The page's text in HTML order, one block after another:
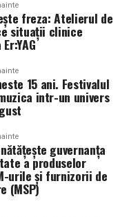
mondial
90 Lite este un
se mândrește cu
ecran și o serie de
de utilizare
HONOR 90
consiliere de cuplu
care încearcă
autenticitatea
și expert în
cu vocea ei
se construiește
și lucrează cu
Prezența ei
freza: Atelierul de
situații clinice
15 ani. Festivalul
intr-un univers
guvernanța
a produselor
urile și furnizorii de
(MSP)